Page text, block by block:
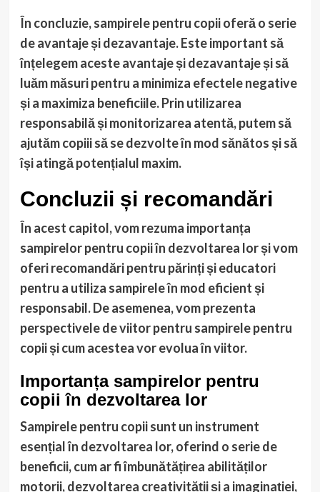
În concluzie, sampirele pentru copii oferă o serie
de avantaje și dezavantaje. Este important să
înțelegem aceste avantaje și dezavantaje și să
luăm măsuri pentru a minimiza efectele negative
și a maximiza beneficiile. Prin utilizarea
responsabilă și monitorizarea atentă, putem să
ajutăm copiii să se dezvolte în mod sănătos și să
își atingă potențialul maxim.
Concluzii și recomandări
În acest capitol, vom rezuma importanța
sampirelor pentru copii în dezvoltarea lor și vom
oferi recomandări pentru părinți și educatori
pentru a utiliza sampirele în mod eficient și
responsabil. De asemenea, vom prezenta
perspectivele de viitor pentru sampirele pentru
copii și cum acestea vor evolua în viitor.
Importanța sampirelor pentru
copii în dezvoltarea lor
Sampirele pentru copii sunt un instrument
esențial în dezvoltarea lor, oferind o serie de
beneficii, cum ar fi îmbunătățirea abilităților
motorii, dezvoltarea creativității și a imaginației,